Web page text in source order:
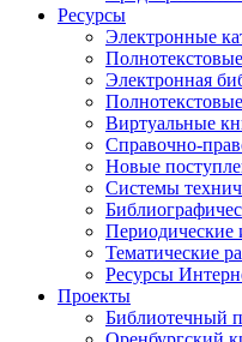
Ресурсы
Электронные
Электронная
Виртуальные
Справочно-
Новые
Cистемы
Периодические
Тематические
Ресурсы
Проекты
Библиотечный